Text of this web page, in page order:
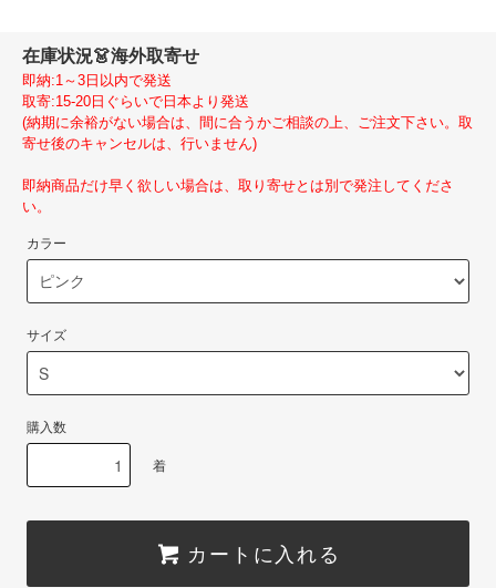
在庫状況👗海外取寄せ
即納:1～3日以内で発送
取寄:15-20日ぐらいで日本より発送
(納期に余裕がない場合は、間に合うかご相談の上、ご注文下さい。取
寄せ後のキャンセルは、行いません)
即納商品だけ早く欲しい場合は、取り寄せとは別で発注してくださ
い。
カラー
サイズ
購入数
着
カートに入れる